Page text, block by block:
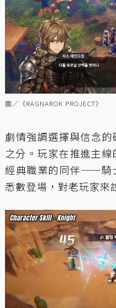
圖／《RAGNAROK PROJECT》
劇情強調選擇與信念
之分。玩家在推進主
經典職業的同伴——騎
悉數登場，對老玩家來